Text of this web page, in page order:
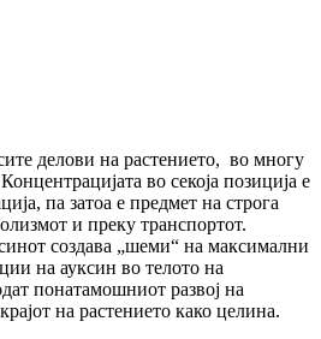
делови на растението, во многу
во секоја позиција е
па затоа е предмет на строга
и преку транспортот.
создава „шеми“ на максимални
на ауксин во телото на
понатамошниот развој на
на растението како целина.